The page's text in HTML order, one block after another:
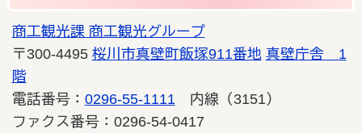
商工観光課 商工観光グループ
〒300-4495 桜川市真壁町飯塚911番地 真壁庁舎 1
階
電話番号： 0296-55-1111内線（3151）
ファクス番号：0296-54-0417